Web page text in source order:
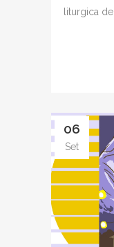
liturgica
06
Set